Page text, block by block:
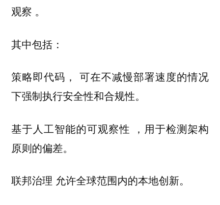
观察 。
其中包括：
策略即代码， 可在不减慢部署速度的情况
下强制执行安全性和合规性。
基于人工智能的可观察性 ，用于检测架构
原则的偏差。
联邦治理 允许全球范围内的本地创新。